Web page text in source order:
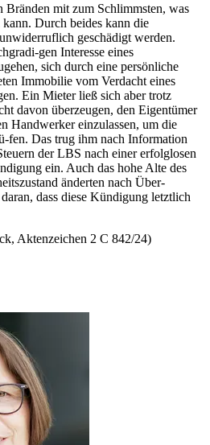
Bränden mit zum Schlimmsten, was
Durch beides kann die
geschädigt werden.
gen Interesse eines
sich durch eine persönliche
Immobilie vom Verdacht eines
Ein Mieter ließ sich aber trotz
davon überzeugen, den Eigentümer
Handwerker einzulassen, um die
fen. Das trug ihm nach Information
der LBS nach einer erfolglosen
ein. Auch das hohe Alte des
änderten nach Über-
dass diese Kündigung letztlich
Aktenzeichen 2 C 842/24)